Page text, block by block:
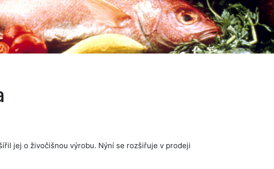
jej o živočišnou výrobu. Nýní se rozšiřuje v prodeji